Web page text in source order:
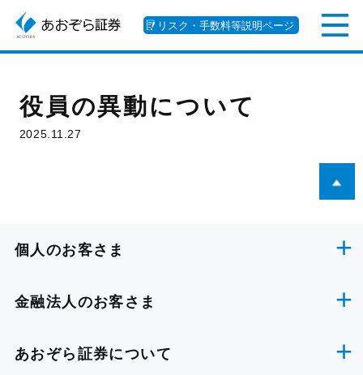
リスク・手数料等説明ページ
役員の異動について
2025.11.27
個人のお客さま
金融法人のお客さま
あおぞら証券について